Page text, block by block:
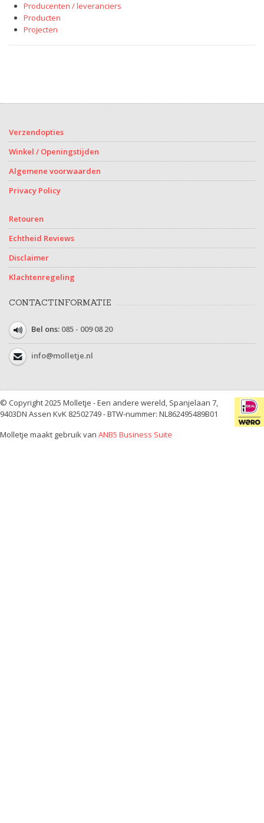
Producenten / leveranciers
Producten
Projecten
Verzendopties
Winkel / Openingstijden
Algemene voorwaarden
Privacy Policy
Retouren
Echtheid Reviews
Disclaimer
Klachtenregeling
CONTACTINFORMATIE
Bel ons: 085 - 009 08 20
info@molletje.nl
© Copyright 2025 Molletje - Een andere wereld, Spanjelaan 7,
9403DN Assen KvK 82502749 - BTW-nummer: NL862495489B01
Molletje maakt gebruik van ANB5 Business Suite